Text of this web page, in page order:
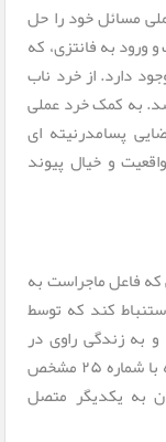
مسائل خود را حل
ورود به فانتزی، که
دارد. از خرد ناب
به کمک خرد عملی
پسامدرنیته ای
و خیال پیوند
که فاعل ماجراست به
کند که توسط
به زندگی راوی در
آلمان منتقل‌اش می‌کند. تی‌شرت معروف‌ پری که با شماره ۲۵ مشخص
به یکدیگر متصل